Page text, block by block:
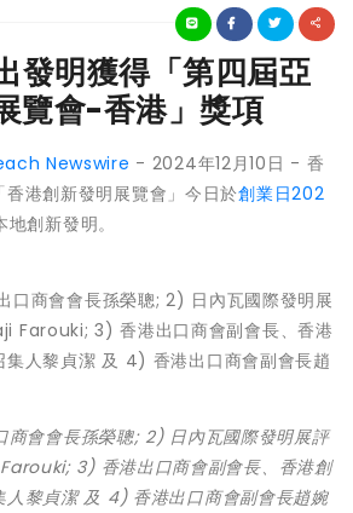
發明獲得「第四屆亞
覽會-香港」獎項
Newswire - 2024年12月10日 - 香
港創新發明展覽會」今日於創業日202
創新發明。
商會會長孫榮聰; 2) 日內瓦國際發明展評
3) 香港出口商會副會長、香港創
人黎貞潔 及 4) 香港出口商會副會長趙婉